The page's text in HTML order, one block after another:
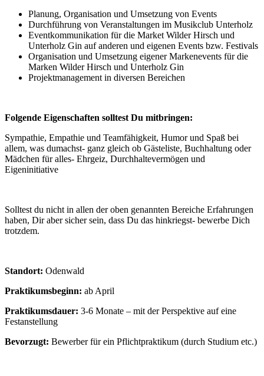
Planung, Organisation und Umsetzung von Events
Durchführung von Veranstaltungen im Musikclub Unterholz
Eventkommunikation für die Market Wilder Hirsch und
Unterholz Gin auf anderen und eigenen Events bzw. Festivals
Organisation und Umsetzung eigener Markenevents für die
Marken Wilder Hirsch und Unterholz Gin
Projektmanagement in diversen Bereichen
Folgende Eigenschaften solltest Du mitbringen:
Sympathie, Empathie und Teamfähigkeit, Humor und Spaß bei
allem, was dumachst- ganz gleich ob Gästeliste, Buchhaltung oder
Mädchen für alles- Ehrgeiz, Durchhaltevermögen und
Eigeninitiative
Solltest du nicht in allen der oben genannten Bereiche Erfahrungen
haben, Dir aber sicher sein, dass Du das hinkriegst- bewerbe Dich
trotzdem.
Standort: Odenwald
Praktikumsbeginn: ab April
Praktikumsdauer: 3-6 Monate – mit der Perspektive auf eine
Festanstellung
Bevorzugt: Bewerber für ein Pflichtpraktikum (durch Studium etc.)